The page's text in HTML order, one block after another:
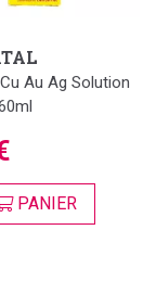
Au Ag Solution
PANIER